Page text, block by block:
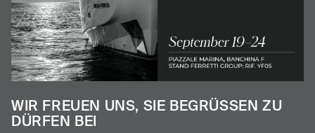
1000SKYDECK
WIR FREUEN UNS, SIE BEGRÜSSEN ZU D
ÜRFEN BEI